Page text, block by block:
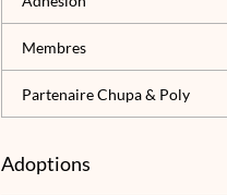
Membres
Partenaire Chupa & Poly
Adoptions